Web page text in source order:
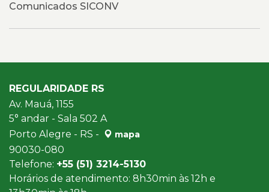
Comunicados SICONV
REGULARIDADE RS
Av. Mauá, 1155
5° andar - Sala 502 A
Porto Alegre - RS -
mapa
90030-080
Telefone: +55 (51) 3214-5130
Horários de atendimento: 8h30min às 12h e